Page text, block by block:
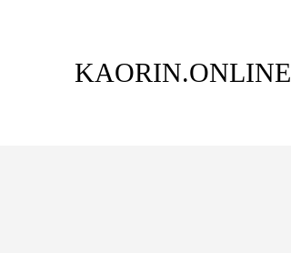
KAORIN.ONLINE